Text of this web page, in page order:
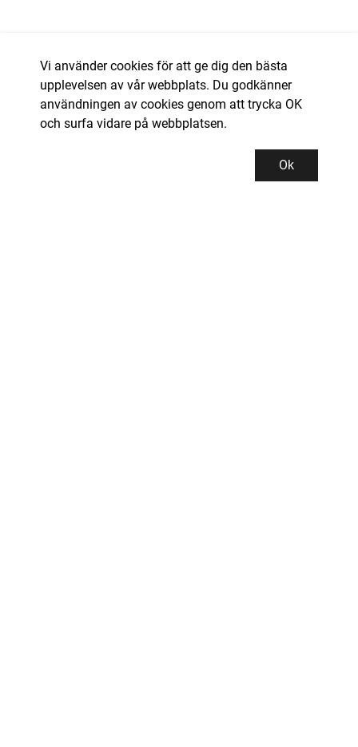
Vi använder cookies för att ge dig den bästa
upplevelsen av vår webbplats. Du godkänner
användningen av cookies genom att trycka OK
och surfa vidare på webbplatsen.
Ok